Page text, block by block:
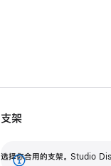
支架
选择你合用的支架。 Studio